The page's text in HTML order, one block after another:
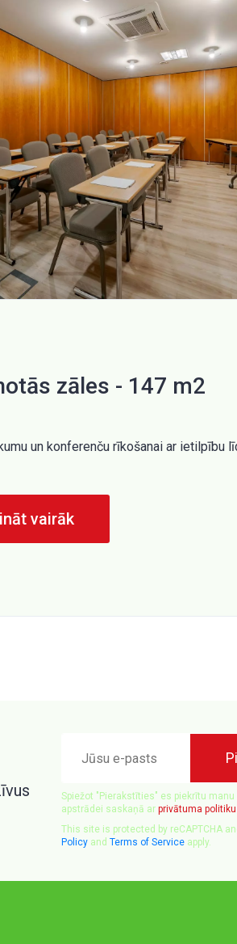
zāles - 147 m2
un konferenču rīkošanai ar ietilpību
vairāk
Spiežot "Pierakstīties" es piekrītu
apstrādei saskaņā ar privātuma politiku
This site is protected by reCAPTCHA
Policy and Terms of Service apply.